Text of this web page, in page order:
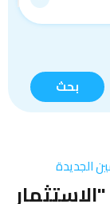
بحث
الجديدة